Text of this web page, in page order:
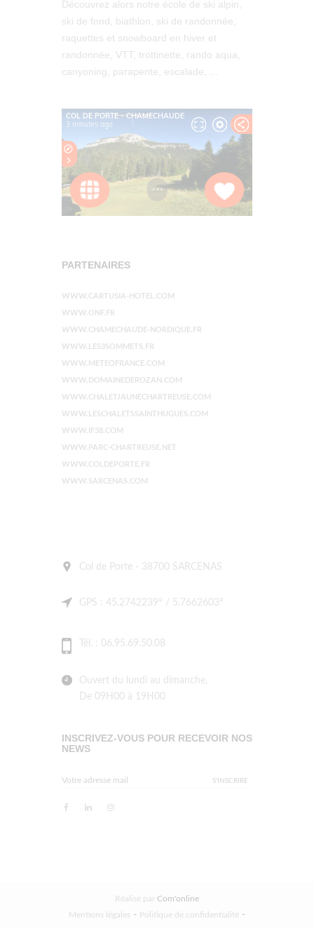
Découvrez alors notre école de ski alpin,
ski de fond, biathlon, ski de randonnée,
raquettes et snowboard en hiver et
randonnée, VTT, trottinette, rando aqua,
canyoning, parapente, escalade, ...
PARTENAIRES
WWW.CARTUSIA-HOTEL.COM
WWW.ONF.FR
WWW.CHAMECHAUDE-NORDIQUE.FR
WWW.LES3SOMMETS.FR
WWW.METEOFRANCE.COM
WWW.DOMAINEDEROZAN.COM
WWW.CHALETJAUNECHARTREUSE.COM
WWW.LESCHALETSSAINTHUGUES.COM
WWW.IF38.COM
WWW.PARC-CHARTREUSE.NET
WWW.COLDEPORTE.FR
WWW.SARCENAS.COM
Col de Porte - 38700 SARCENAS
GPS : 45.2742239° / 5.7662603°
Tél. : 06.95.69.50.08
Ouvert du lundi au dimanche,
De 09H00 à 19H00
INSCRIVEZ-VOUS POUR RECEVOIR NOS
NEWS
Réalisé par Com'online
Mentions légales - Politique de confidentialité -